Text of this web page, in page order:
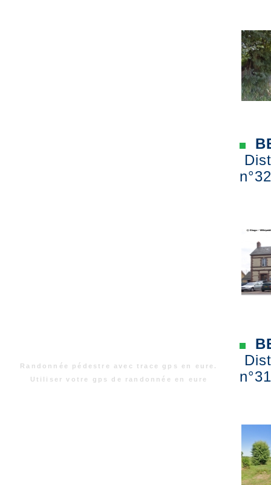
Randonnée pédestre avec trace gps en eure.
Utiliser votre gps de randonnée en eure